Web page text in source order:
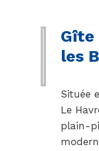
Gîte
les
Située
Le
plain-